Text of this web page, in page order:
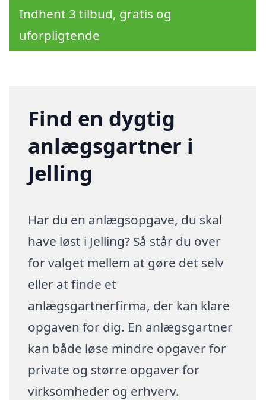
Indhent 3 tilbud, gratis og
uforpligtende
Find en dygtig
anlægsgartner i
Jelling
Har du en anlægsopgave, du skal
have løst i Jelling? Så står du over
for valget mellem at gøre det selv
eller at finde et
anlægsgartnerfirma, der kan klare
opgaven for dig. En anlægsgartner
kan både løse mindre opgaver for
private og større opgaver for
virksomheder og erhverv.